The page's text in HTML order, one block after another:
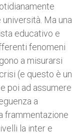
Ma una
educativo e
fenomeni
a misurarsi
(e questo è un
poi ad assumere
a
frammentazione
la inter e